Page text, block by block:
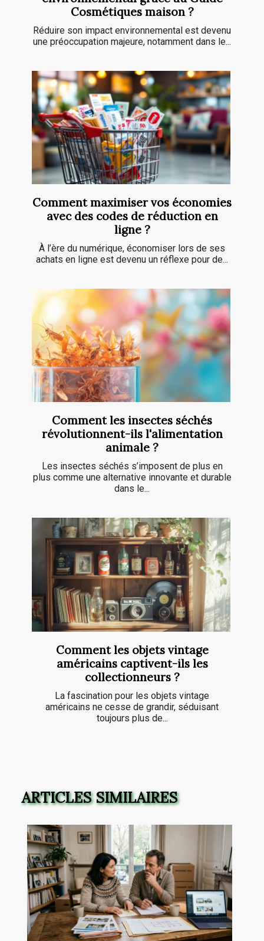
Cosmétiques maison ?
Réduire son impact environnemental est devenu
une préoccupation majeure, notamment dans le...
Comment maximiser vos économies
avec des codes de réduction en
ligne ?
À l’ère du numérique, économiser lors de ses
achats en ligne est devenu un réflexe pour de...
Comment les insectes séchés
révolutionnent-ils l'alimentation
animale ?
Les insectes séchés s’imposent de plus en
plus comme une alternative innovante et durable
dans le...
Comment les objets vintage
américains captivent-ils les
collectionneurs ?
La fascination pour les objets vintage
américains ne cesse de grandir, séduisant
toujours plus de...
ARTICLES SIMILAIRES